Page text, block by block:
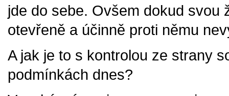
jde do sebe. Ovšem dokud svou
otevřeně a účinně proti němu
A jak je to s kontrolou ze strany
podmínkách dnes?